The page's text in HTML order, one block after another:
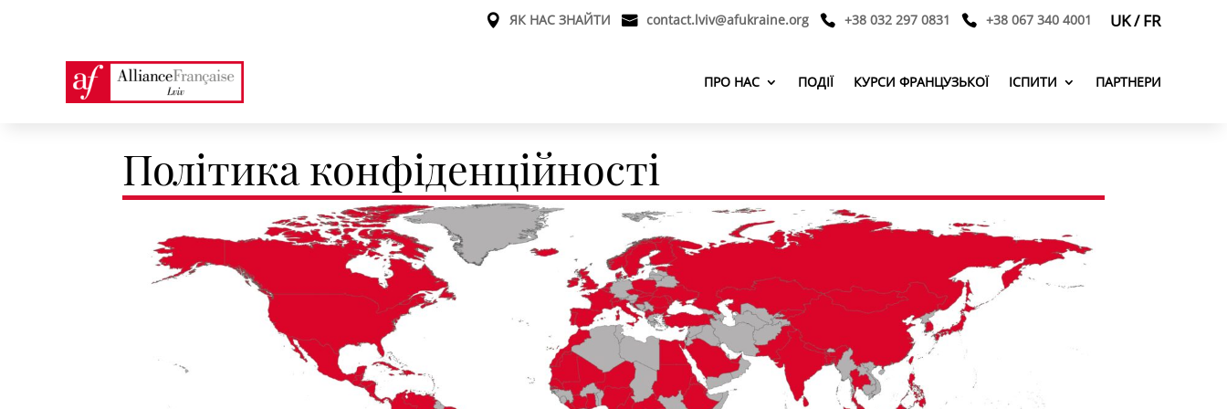
ЯК НАС ЗНАЙТИ contact.lviv@afukraine.org +38 032 297 0831 +38 067 340 4001 UK/FR
ПРО НАС ПОДІЇ КУРСИ ФРАНЦУЗЬКОЇ ІСПИТИ ПАРТНЕРИ
Політика конфіденційності